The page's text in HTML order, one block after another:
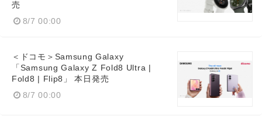
売
8/7 00:00
＜ドコモ＞Samsung Galaxy
「Samsung Galaxy Z Fold8 Ultra |
Fold8 | Flip8」 本日発売
8/7 00:00